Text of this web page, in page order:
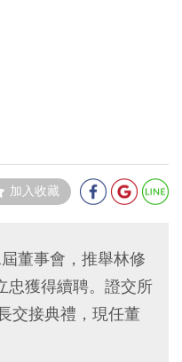
加入收藏
董事會，推舉林修
忠獲得續聘。證交所
交接典禮，現任董